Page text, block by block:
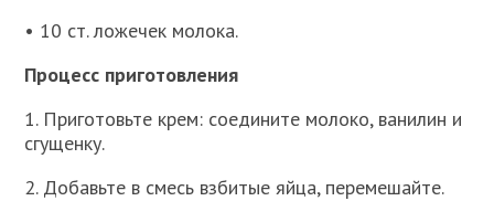
• 10 ст. ложечек молока.
Процесс приготовления
1. Приготовьте крем: соедините молоко, ванилин и
сгущенку.
2. Добавьте в смесь взбитые яйца, перемешайте.